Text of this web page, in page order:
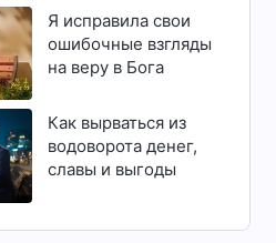
магистратуру
Я исправила свои
ошибочные взгляды
на веру в Бога
Как вырваться из
водоворота денег,
славы и выгоды